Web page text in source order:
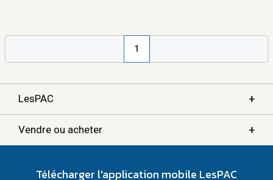
1
LesPAC +
Vendre ou acheter +
Télécharger l'application mobile LesPAC